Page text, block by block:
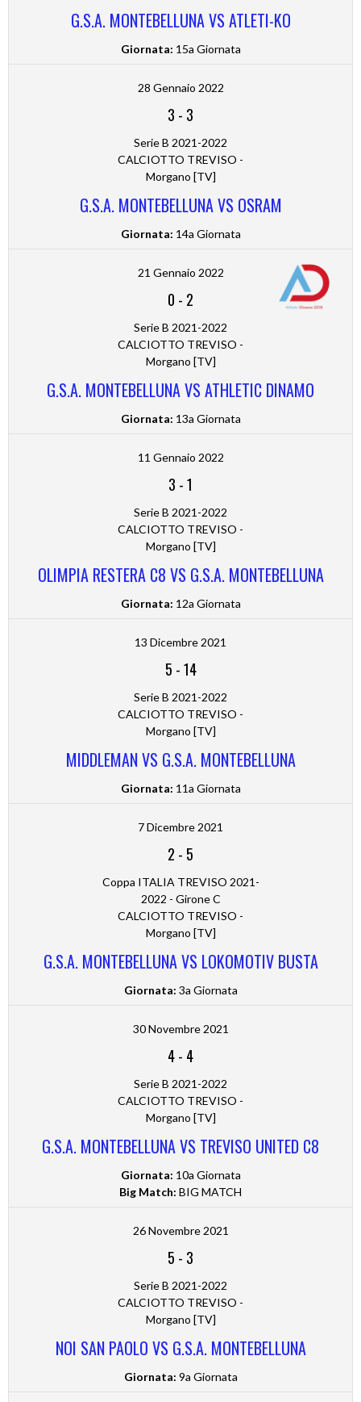
G.S.A. MONTEBELLUNA VS ATLETI-KO
Giornata: 15a Giornata
28 Gennaio 2022
3 - 3
Serie B 2021-2022
CALCIOTTO TREVISO -
Morgano [TV]
G.S.A. MONTEBELLUNA VS OSRAM
Giornata: 14a Giornata
21 Gennaio 2022
0 - 2
Serie B 2021-2022
CALCIOTTO TREVISO -
Morgano [TV]
G.S.A. MONTEBELLUNA VS ATHLETIC DINAMO
Giornata: 13a Giornata
11 Gennaio 2022
3 -1
Serie B 2021-2022
CALCIOTTO TREVISO -
Morgano [TV]
OLIMPIA RESTERA C8 VS G.S.A. MONTEBELLUNA
Giornata: 12a Giornata
13 Dicembre 2021
5 -14
Serie B 2021-2022
CALCIOTTO TREVISO -
Morgano [TV]
MIDDLEMAN VS G.S.A. MONTEBELLUNA
Giornata: 11a Giornata
7 Dicembre 2021
2 - 5
Coppa ITALIA TREVISO 2021-
2022 - Girone C
CALCIOTTO TREVISO -
Morgano [TV]
G.S.A. MONTEBELLUNA VS LOKOMOTIV BUSTA
Giornata: 3a Giornata
30 Novembre 2021
4- 4
Serie B 2021-2022
CALCIOTTO TREVISO -
Morgano [TV]
G.S.A. MONTEBELLUNA VS TREVISO UNITED C8
Giornata: 10a Giornata
Big Match: BIG MATCH
26 Novembre 2021
5 - 3
Serie B 2021-2022
CALCIOTTO TREVISO -
Morgano [TV]
NOI SAN PAOLO VS G.S.A. MONTEBELLUNA
Giornata: 9a Giornata